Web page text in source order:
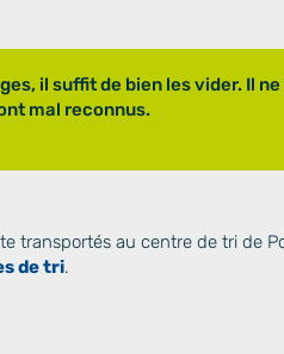
il suffit de bien les vider. Il
mal reconnus.
transportés au centre de tri de
de tri.